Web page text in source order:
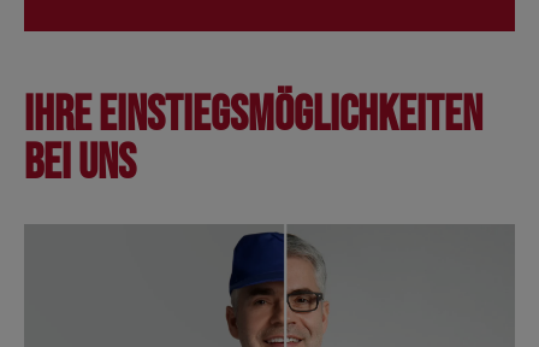
Ihre Einstiegsmöglichkeiten
bei uns